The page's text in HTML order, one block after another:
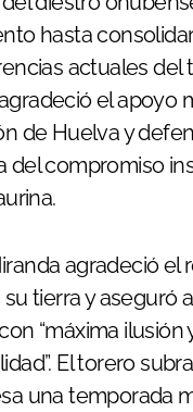
hasta
actuales del
el apoyo
de Huelva y
del compromiso
agradeció el
tierra y aseguró
“máxima ilusión
El torero
una temporada